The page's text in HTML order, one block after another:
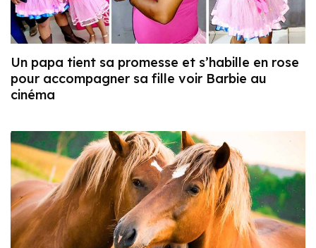
Un papa tient sa promesse et s’habille en rose
pour accompagner sa fille voir Barbie au
cinéma